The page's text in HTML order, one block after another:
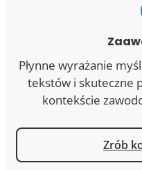
Płynne wyrażanie
tekstów i skuteczne
kontekście
Zrób